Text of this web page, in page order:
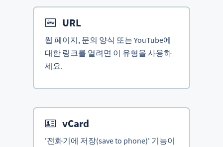
URL
웹 페이지, 문의 양식 또는 YouTube에
대한 링크를 열려면 이 유형을 사용하
세요.
vCard
'전화기에 저장(save to phone)' 기능이